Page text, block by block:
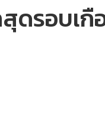
ดรอบเกื